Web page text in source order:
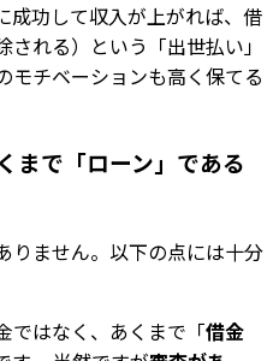
成功して収入が上がれば、借
れる）という「出世払い」
モチベーションも高く保てる
まで「ローン」である
りません。以下の点には十分
ではなく、あくまで「借金